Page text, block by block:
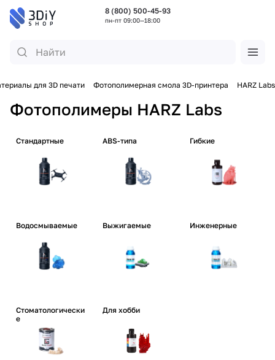
8 (800) 500-45-93
пн-пт 09:00—18:00
для 3D печати Фотополимерная смола 3D-принтера HARZ Labs
Фотополимеры HARZ Labs
Стандартные ABS-типа Гибкие
Водосмываемые Выжигаемые Инженерные
Стоматологически
е
Для хобби